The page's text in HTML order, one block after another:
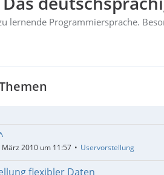
lernende Programmiersprache.
März 2010 um 11:57 Uservorstellung
flexibler Daten